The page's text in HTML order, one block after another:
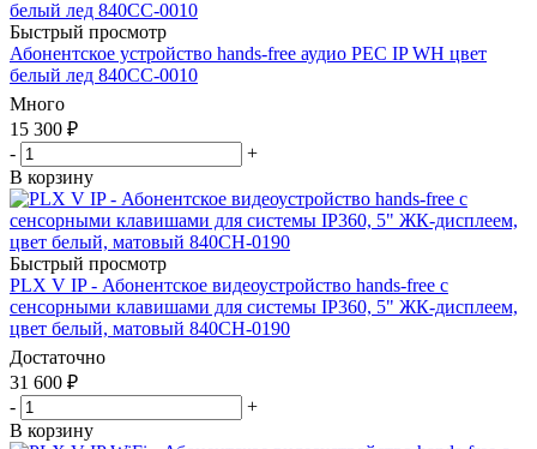
Быстрый просмотр
Абонентское устройство hands-free аудио PEC IP WH цвет
белый лед 840CC-0010
Много
15 300 ₽
-
+
В корзину
Быстрый просмотр
PLX V IP - Абонентское видеоустройство hands-free с
сенсорными клавишами для системы IP360, 5" ЖК-дисплеем,
цвет белый, матовый 840CH-0190
Достаточно
31 600 ₽
-
+
В корзину